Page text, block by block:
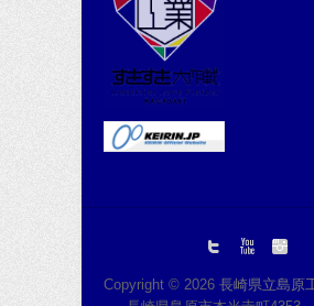
Copyright © 2026 長崎県立島原